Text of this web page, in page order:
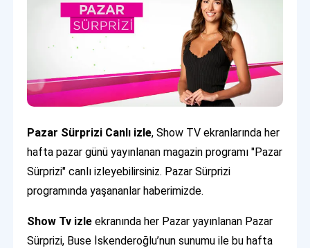
Pazar Sürprizi Canlı izle, Show TV ekranlarında her
hafta pazar günü yayınlanan magazin programı "Pazar
Sürprizi" canlı izleyebilirsiniz. Pazar Sürprizi
programında yaşananlar haberimizde.
Show Tv izle ekranında her Pazar yayınlanan Pazar
Sürprizi, Buse İskenderoğlu’nun sunumu ile bu hafta